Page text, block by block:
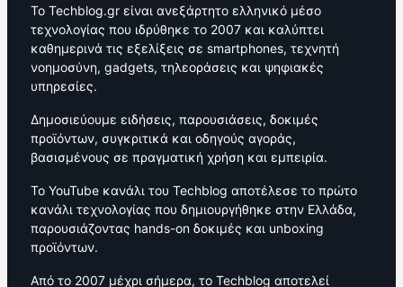
Το Techblog.gr είναι ανεξάρτητο ελληνικό μέσο
τεχνολογίας που ιδρύθηκε το 2007 και καλύπτει
καθημερινά τις εξελίξεις σε smartphones, τεχνητή
νοημοσύνη, gadgets, τηλεοράσεις και ψηφιακές
υπηρεσίες.
Δημοσιεύουμε ειδήσεις, παρουσιάσεις, δοκιμές
προϊόντων, συγκριτικά και οδηγούς αγοράς,
βασισμένους σε πραγματική χρήση και εμπειρία.
Το YouTube κανάλι του Techblog αποτέλεσε το πρώτο
κανάλι τεχνολογίας που δημιουργήθηκε στην Ελλάδα,
παρουσιάζοντας hands-on δοκιμές και unboxing
προϊόντων.
Από το 2007 μέχρι σήμερα, το Techblog αποτελεί